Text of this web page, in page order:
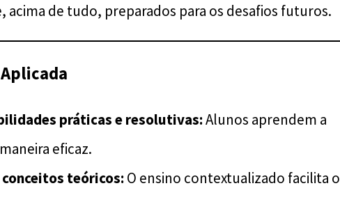
de tudo, preparados para os desafios futuros.
práticas e resolutivas:Alunos aprendem a
eficaz.
teóricos: O ensino contextualizado facilita o